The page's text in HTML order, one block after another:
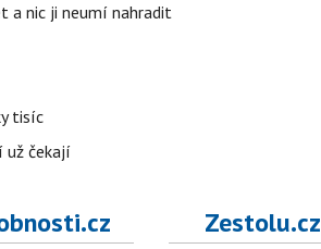
a nic ji neumí nahradit
tisíc
už čekají
Zestolu.cz